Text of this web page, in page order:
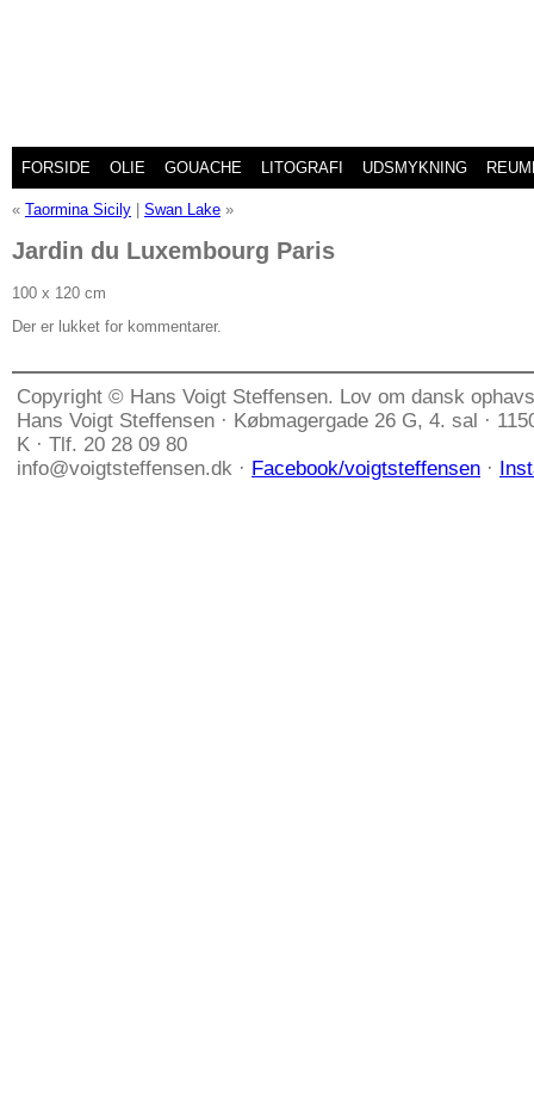
FORSIDE OLIE GOUACHE LITOGRAFI UDSMYKNING
« Taormina Sicily Swan Lake »
Jardin du Luxembourg Paris
100 x 120 cm
Der er lukket for kommentarer.
Copyright © Hans Voigt Steffensen. Lov om dansk
Hans Voigt Steffensen · Købmagergade 26 G, 4. sal ·
K · Tlf. 20 28 09 80
info@voigtsteffensen.dk · Facebook/voigtsteffensen ·